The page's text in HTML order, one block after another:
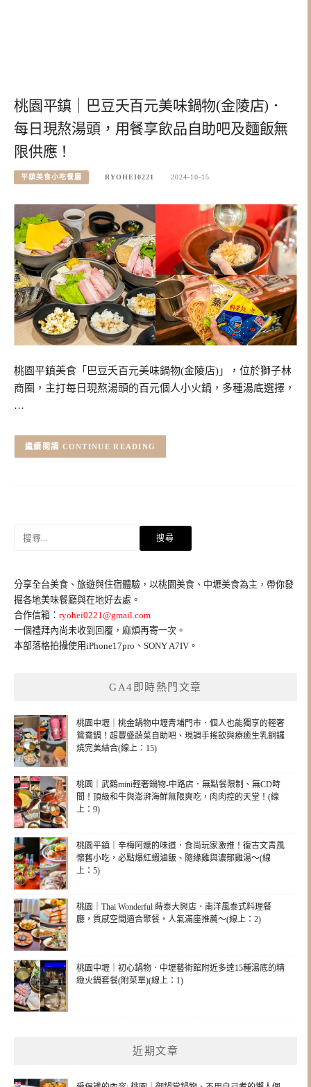
桃園平鎮｜巴豆夭百元美味鍋物(金陵店)．
每日現熬湯頭，用餐享飲品自助吧及麵飯無
限供應！
平鎮美食小吃餐廳 RYOHEI0221 2024-10-15
桃園平鎮美食「巴豆夭百元美味鍋物(金陵店)」，位於獅子林
商圈，主打每日現熬湯頭的百元個人小火鍋，多種湯底選擇，
…
CONTINUE READING
字:
分享全台美食、旅遊與住宿體驗，以桃園美食、中壢美食為主，帶你發
掘各地美味餐廳與在地好去處。
合作信箱： ryohei0221@gmail.com
一個禮拜內尚未收到回覆，麻煩再寄一次。
本部落格拍攝使用iPhone17pro、SONY A7IV。
GA4即時熱門文章
桃園中壢｜桃金鍋物中壢青埔門市．個人也能獨享的輕奢
鴛鴦鍋！超豐盛蔬菜自助吧、現調手搖飲與療癒生乳銅鑼
燒完美結合(線上：15)
桃園｜武鶴mini輕奢鍋物-中路店．無點餐限制、無CD時
間！頂級和牛與澎湃海鮮無限爽吃，肉肉控的天堂！(線
上：9)
桃園平鎮｜辛梅阿嬤的味道．食尚玩家激推！復古文青風
懷舊小吃，必點爆紅蝦滷飯、隨緣雞與濃郁雞湯～(線
上：5)
桃園｜Thai Wonderful 蒔泰大興店．南洋風泰式料理餐
廳，質感空間適合聚餐，人氣滿座推薦～(線上：2)
桃園中壢｜初心鍋物．中壢藝術館附近多達15種湯底的精
緻火鍋套餐(附菜單)(線上：1)
近期文章